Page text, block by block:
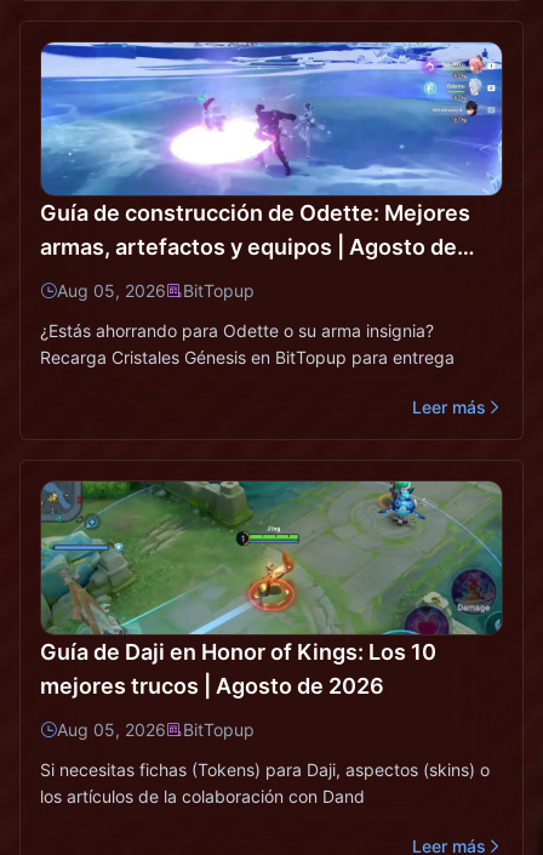
Guía de construcción de Odette: Mejores
armas, artefactos y equipos | Agosto de
2026
Aug 05, 2026
BitTopup
¿Estás ahorrando para Odette o su arma insignia?
Recarga Cristales Génesis en BitTopup para entrega
Leer más
Guía de Daji en Honor of Kings: Los 10
mejores trucos | Agosto de 2026
Aug 05, 2026
BitTopup
Si necesitas fichas (Tokens) para Daji, aspectos (skins) o
los artículos de la colaboración con Dand
Leer más